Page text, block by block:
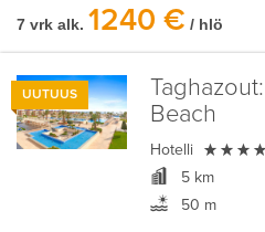
7 vrk alk. 1240 € / hlö
UUTUUS Taghazout:
Beach
Hotelli 
5 km
50 m